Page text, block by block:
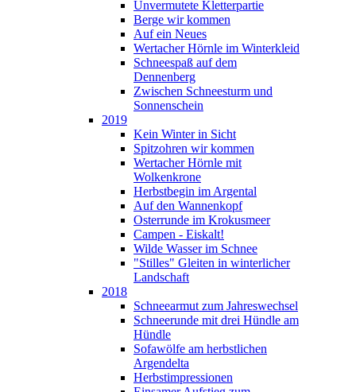
Unvermutete Kletterpartie
Berge wir kommen
Auf ein Neues
Wertacher Hörnle im Winterkleid
Schneespaß auf dem
Dennenberg
Zwischen Schneesturm und
Sonnenschein
2019
Kein Winter in Sicht
Spitzohren wir kommen
Wertacher Hörnle mit
Wolkenkrone
Herbstbegin im Argental
Auf den Wannenkopf
Osterrunde im Krokusmeer
Campen - Eiskalt!
Wilde Wasser im Schnee
"Stilles" Gleiten in winterlicher
Landschaft
2018
Schneearmut zum Jahreswechsel
Schneerunde mit drei Hündle am
Hündle
Sofawölfe am herbstlichen
Argendelta
Herbstimpressionen